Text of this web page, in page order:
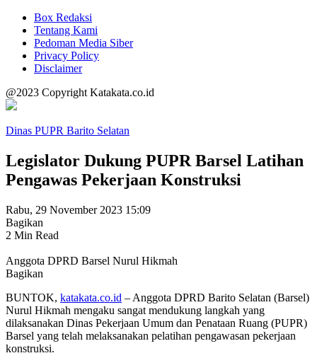
Box Redaksi
Tentang Kami
Pedoman Media Siber
Privacy Policy
Disclaimer
@2023 Copyright Katakata.co.id
Dinas PUPR Barito Selatan
Legislator Dukung PUPR Barsel Latihan
Pengawas Pekerjaan Konstruksi
Rabu, 29 November 2023 15:09
Bagikan
2 Min Read
Anggota DPRD Barsel Nurul Hikmah
Bagikan
BUNTOK, katakata.co.id – Anggota DPRD Barito Selatan (Barsel)
Nurul Hikmah mengaku sangat mendukung langkah yang
dilaksanakan Dinas Pekerjaan Umum dan Penataan Ruang (PUPR)
Barsel yang telah melaksanakan pelatihan pengawasan pekerjaan
konstruksi.